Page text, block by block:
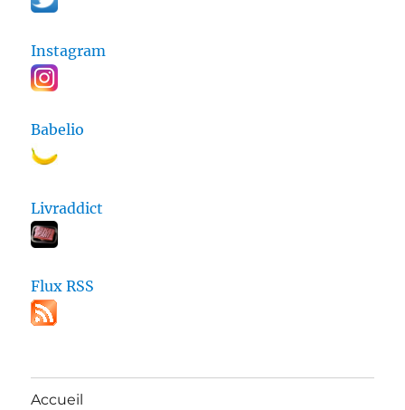
Instagram
Babelio
Livraddict
Flux RSS
Accueil